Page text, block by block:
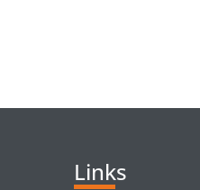
Links